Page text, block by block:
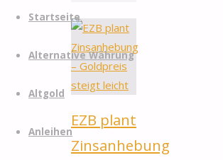
Startseite
Alternative Währung
Altgold
Anleihen
EZB plant
Zinsanhebung